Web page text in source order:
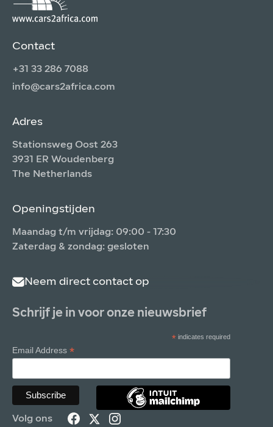
Contact
+31 33 286 7088
info@cars2africa.com
Adres
Stationsweg Oost 263
3931 ER Woudenberg
The Netherlands
Openingstijden
Maandag t/m vrijdag: 09:00 - 17:30
Zaterdag & zondag: gesloten
Neem direct contact op
Schrijf je in voor onze nieuwsbrief
*indicates required
Email Address*
Volg ons